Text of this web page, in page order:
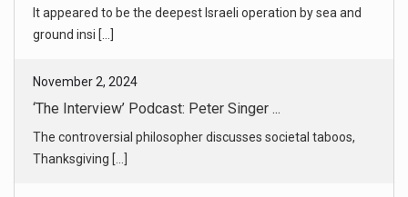
The controversial philosopher discusses societal taboos,
Thanksgiving [...]
November 2, 2024
Running the New York City Marathon at ...
After a lifetime of running, a writer reflects on why he’s
coming back [...]